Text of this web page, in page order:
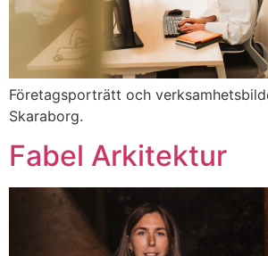
Företagsporträtt och
Skaraborg.
Fabel Arkitektur